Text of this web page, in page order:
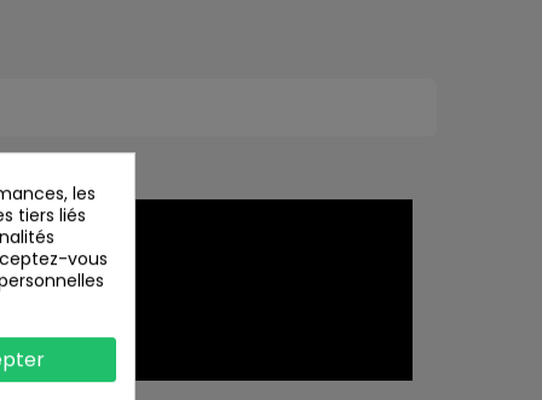
les
tiers liés
vous